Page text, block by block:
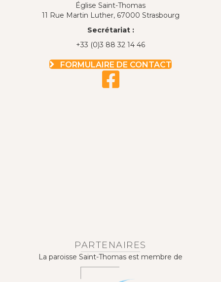
Église Saint-Thomas
11 Rue Martin Luther, 67000 Strasbourg
Secrétariat :
+33 (0)3 88 32 14 46
FORMULAIRE DE CONTACT
PARTENAIRES
La paroisse Saint-Thomas est membre de